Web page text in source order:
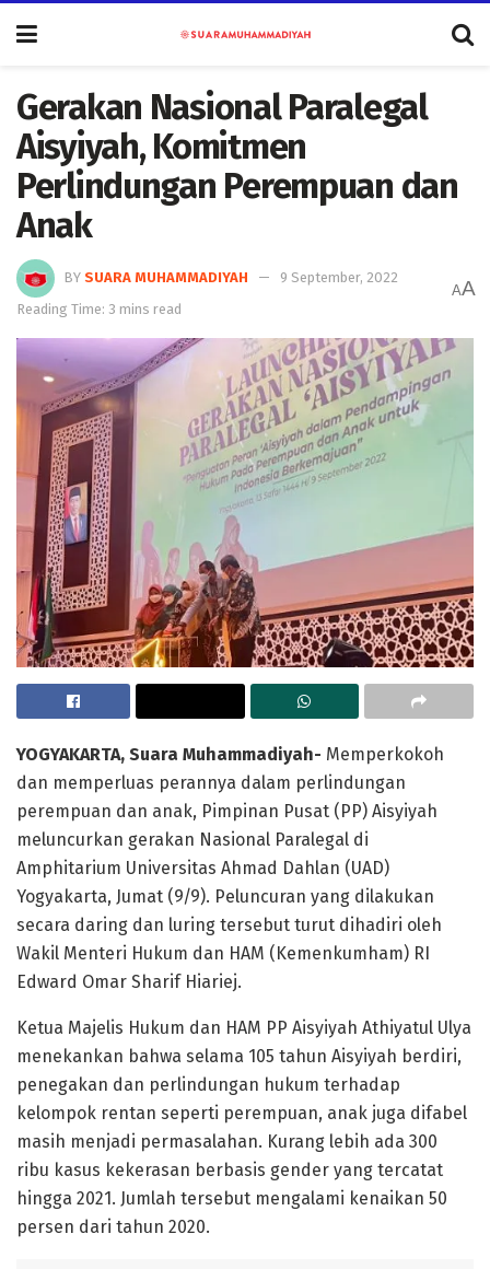
Gerakan Nasional Paralegal
Aisyiyah, Komitmen
Perlindungan Perempuan dan
Anak
BY SUARA MUHAMMADIYAH
9 September, 2022
Reading Time: 3 mins read
AA
YOGYAKARTA, Suara Muhammadiyah- Memperkokoh
dan memperluas perannya dalam perlindungan
perempuan dan anak, Pimpinan Pusat (PP) Aisyiyah
meluncurkan gerakan Nasional Paralegal di
Amphitarium Universitas Ahmad Dahlan (UAD)
Yogyakarta, Jumat (9/9). Peluncuran yang dilakukan
secara daring dan luring tersebut turut dihadiri oleh
Wakil Menteri Hukum dan HAM (Kemenkumham) RI
Edward Omar Sharif Hiariej.
Ketua Majelis Hukum dan HAM PP Aisyiyah Athiyatul Ulya
menekankan bahwa selama 105 tahun Aisyiyah berdiri,
penegakan dan perlindungan hukum terhadap
kelompok rentan seperti perempuan, anak juga difabel
masih menjadi permasalahan. Kurang lebih ada 300
ribu kasus kekerasan berbasis gender yang tercatat
hingga 2021. Jumlah tersebut mengalami kenaikan 50
persen dari tahun 2020.